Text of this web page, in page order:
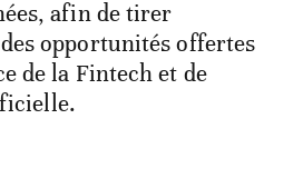
afin de tirer
opportunités offertes
de la Fintech et de